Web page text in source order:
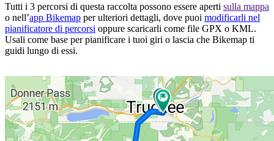
Tutti i 3 percorsi di questa raccolta possono essere aperti sulla mappa
o nell’app Bikemap per ulteriori dettagli, dove puoi modificarli nel
pianificatore di percorsi oppure scaricarli come file GPX o KML.
Usali come base per pianificare i tuoi giri o lascia che Bikemap ti
guidi lungo di essi.